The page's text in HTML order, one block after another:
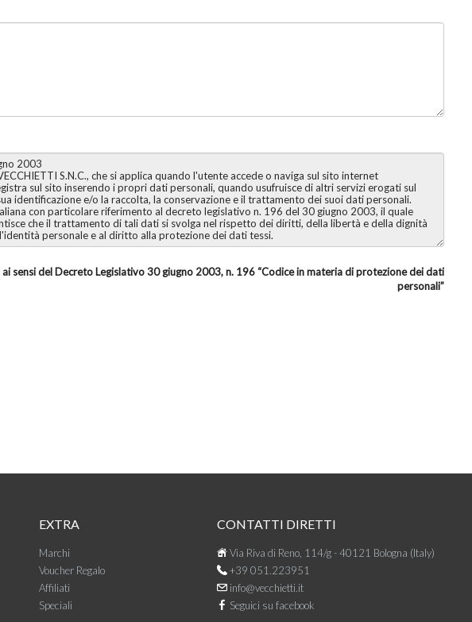
sensi del Decreto Legislativo 30 giugno 2003, n. 196 “Codice in materia di protezione dei dati
personali”
EXTRA
Marchi
Voucher Regalo
Affiliati
Speciali
CONTATTI DIRETTI
Via Riva di Reno, 114/g - 40121 Bologna (Italy)
+39 051.223951
info@vecchietti.it
Seguici su facebook